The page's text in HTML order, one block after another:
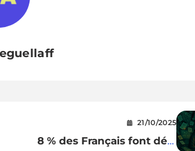
21/10/2025
8 % des Français font déjà